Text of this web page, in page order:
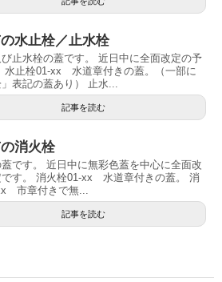
水止栓／止水栓
止水栓の蓋です。 近日中に全面改定の予
水止栓01-xx 水道章付きの蓋。（一部に
」表記の蓋あり） 止水...
記事を読む
消火栓
です。 近日中に無彩色蓋を中心に全面改
です。 消火栓01-xx 水道章付きの蓋。 消
市章付きで無...
記事を読む